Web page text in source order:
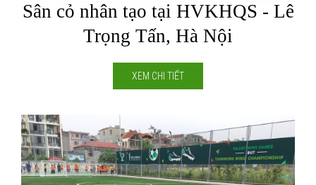
Sân cỏ nhân tạo tại HVKHQS - Lê
Trọng Tấn, Hà Nội
XEM CHI TIẾT